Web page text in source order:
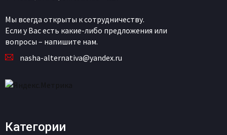
Мы всегда открыты к сотрудничеству.
Если у Вас есть какие-либо предложения или
вопросы – напишите нам.
nasha-alternativa@yandex.ru
Категории